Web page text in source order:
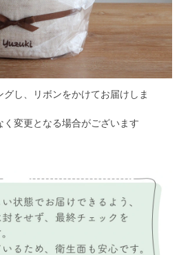
し、リボンをかけてお届けしま
変更となる場合がございます